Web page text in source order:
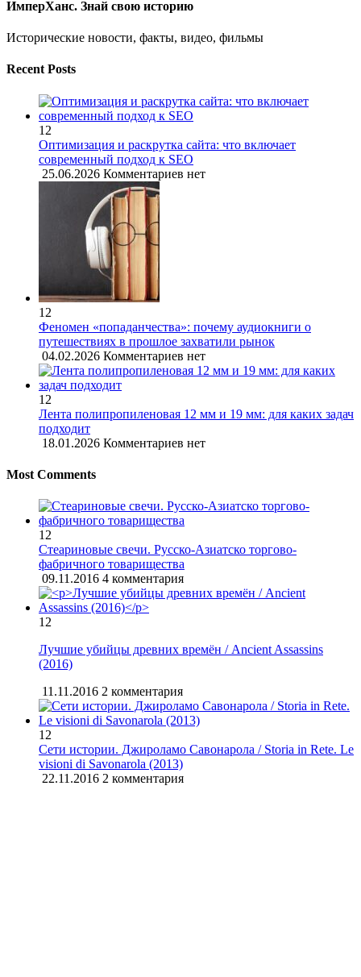
ИмперХанс. Знай свою историю
Исторические новости, факты, видео, фильмы
Recent Posts
12
Оптимизация и раскрутка сайта: что включает
современный подход к SEO
25.06.2026 Комментариев нет
12
Феномен «попаданчества»: почему аудиокниги о
путешествиях в прошлое захватили рынок
04.02.2026 Комментариев нет
12
Лента полипропиленовая 12 мм и 19 мм: для каких задач
подходит
18.01.2026 Комментариев нет
Most Comments
12
Стеариновые свечи. Русско-Азиатско торгово-
фабричного товарищества
09.11.2016 4 комментария
12
Лучшие убийцы древних времён / Ancient Assassins
(2016)
11.11.2016 2 комментария
12
Сети истории. Джироламо Савонарола / Storia in Rete. Le
visioni di Savonarola (2013)
22.11.2016 2 комментария